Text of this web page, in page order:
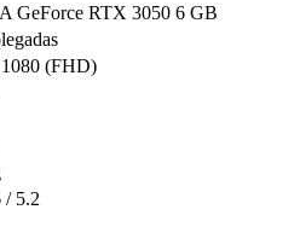
GeForce RTX 3050 6 GB
(FHD)
/ 5.2